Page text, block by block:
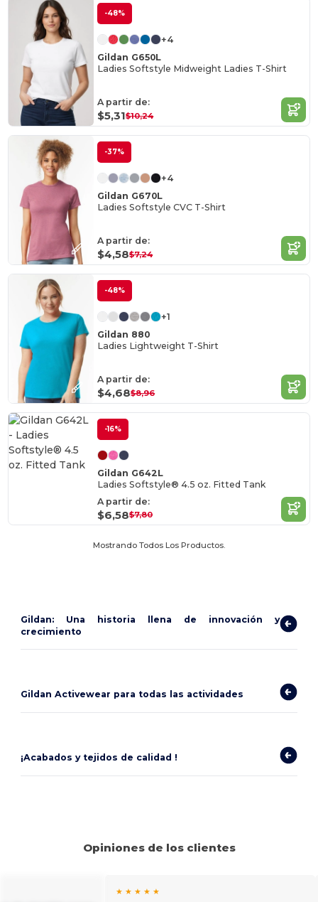
-48%
+4
Gildan G650L
Ladies Softstyle Midweight Ladies T-Shirt
A partir de:
$5,31$10,24
-37%
+4
Gildan G670L
Ladies Softstyle CVC T-Shirt
A partir de:
$4,58$7,24
-48%
+1
Gildan 880
Ladies Lightweight T-Shirt
A partir de:
$4,68$8,96
-16%
Gildan G642L
Ladies Softstyle® 4.5 oz. Fitted Tank
A partir de:
$6,58$7,80
Mostrando Todos Los Productos.
Gildan: Una historia llena de innovación y
crecimiento
Gildan Activewear para todas las actividades
¡Acabados y tejidos de calidad !
Opiniones de los clientes
★ ★ ★ ★ ★